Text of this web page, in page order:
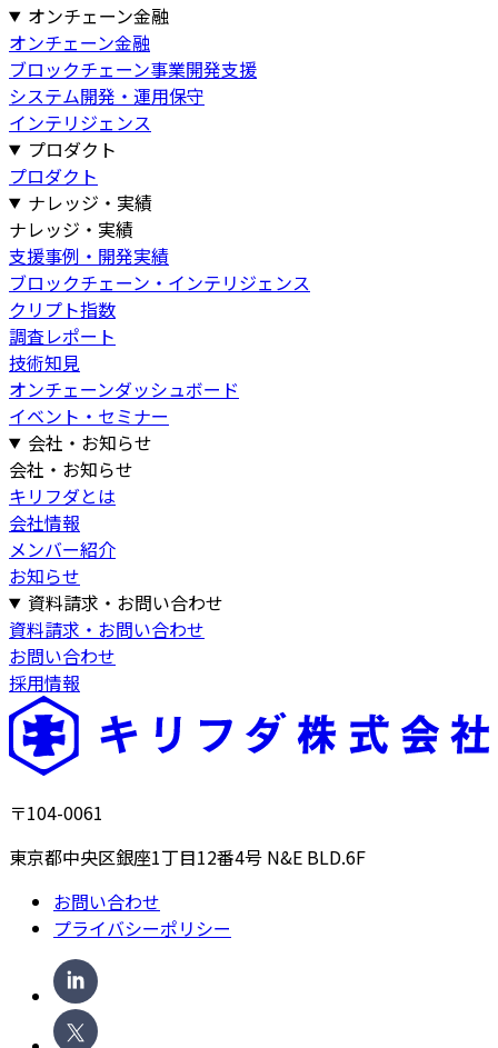
オンチェーン金融
オンチェーン金融
ブロックチェーン事業開発支援
システム開発・運用保守
インテリジェンス
プロダクト
プロダクト
ナレッジ・実績
ナレッジ・実績
支援事例・開発実績
ブロックチェーン・インテリジェンス
クリプト指数
調査レポート
技術知見
オンチェーンダッシュボード
イベント・セミナー
会社・お知らせ
会社・お知らせ
キリフダとは
会社情報
メンバー紹介
お知らせ
資料請求・お問い合わせ
資料請求・お問い合わせ
お問い合わせ
採用情報
〒104-0061
東京都中央区銀座1丁目12番4号 N&E BLD.6F
お問い合わせ
プライバシーポリシー